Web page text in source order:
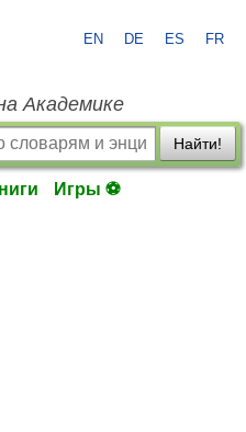
EN DE ES FR
Академике
Найти!
Игры ⚽